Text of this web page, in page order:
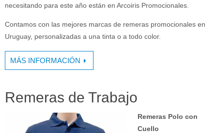
necesitando para este año están en Arcoiris Promocionales.
Contamos con las mejores marcas de remeras promocionales en
Uruguay, personalizadas a una tinta o a todo color.
MÁS INFORMACIÓN
Remeras de Trabajo
Remeras Polo con
Cuello